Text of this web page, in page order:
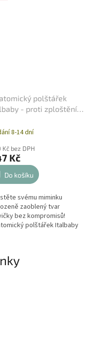
polštářek
- proti zploštění
8-14 dní
Kč bez DPH
Kč
Do košíku
svému miminku
zaoblený tvar
bez kompromisů!
polštářek Italbaby